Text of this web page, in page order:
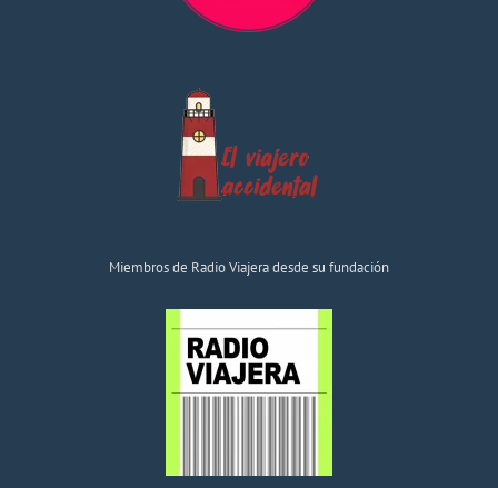
Miembros de Radio Viajera desde su fundación